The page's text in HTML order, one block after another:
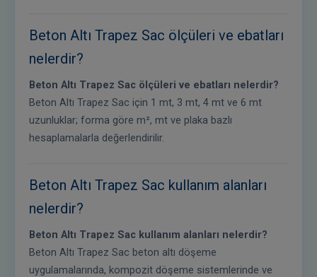
Beton Altı Trapez Sac ölçüleri ve ebatları
nelerdir?
Beton Altı Trapez Sac ölçüleri ve ebatları nelerdir?
Beton Altı Trapez Sac için 1 mt, 3 mt, 4 mt ve 6 mt
uzunluklar; forma göre m², mt ve plaka bazlı
hesaplamalarla değerlendirilir.
Beton Altı Trapez Sac kullanım alanları
nelerdir?
Beton Altı Trapez Sac kullanım alanları nelerdir?
Beton Altı Trapez Sac beton altı döşeme
uygulamalarında, kompozit döşeme sistemlerinde ve